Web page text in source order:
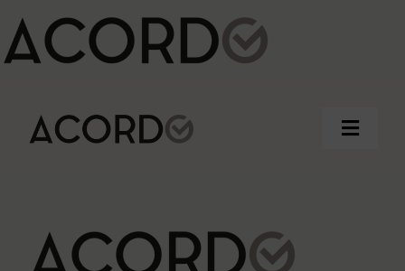
Saltar
al
Toggle
Quienes somos